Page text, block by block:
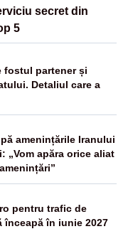
secret din
5
fostul partener și
Detaliul care a
amenințările Iranului
„Vom apăra orice aliat
pentru trafic de
în iunie 2027